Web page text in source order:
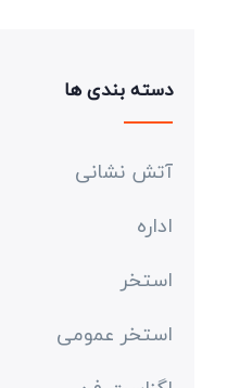
دسته بندی ها
آتش نشانی
اداره
استخر
استخر عمومی